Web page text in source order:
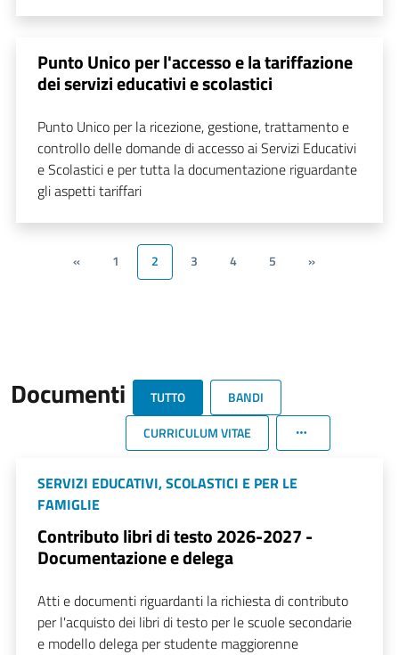
Punto Unico per l'accesso e la tariffazione
dei servizi educativi e scolastici
Punto Unico per la ricezione, gestione, trattamento e
controllo delle domande di accesso ai Servizi Educativi
e Scolastici e per tutta la documentazione riguardante
gli aspetti tariffari
« 1 2 3 4 5 »
Documenti TUTTO
BANDI
CURRICULUM VITAE
SERVIZI EDUCATIVI, SCOLASTICI E PER LE
FAMIGLIE
Contributo libri di testo 2026-2027 -
Documentazione e delega
Atti e documenti riguardanti la richiesta di contributo
per l'acquisto dei libri di testo per le scuole secondarie
e modello delega per studente maggiorenne